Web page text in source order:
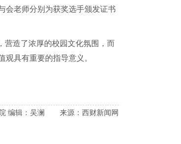
会老师分别为获奖选手颁发证书
营造了浓厚的校园文化氛围，而
具有重要的指导意义。
编辑：吴澜 来源：西财新闻网